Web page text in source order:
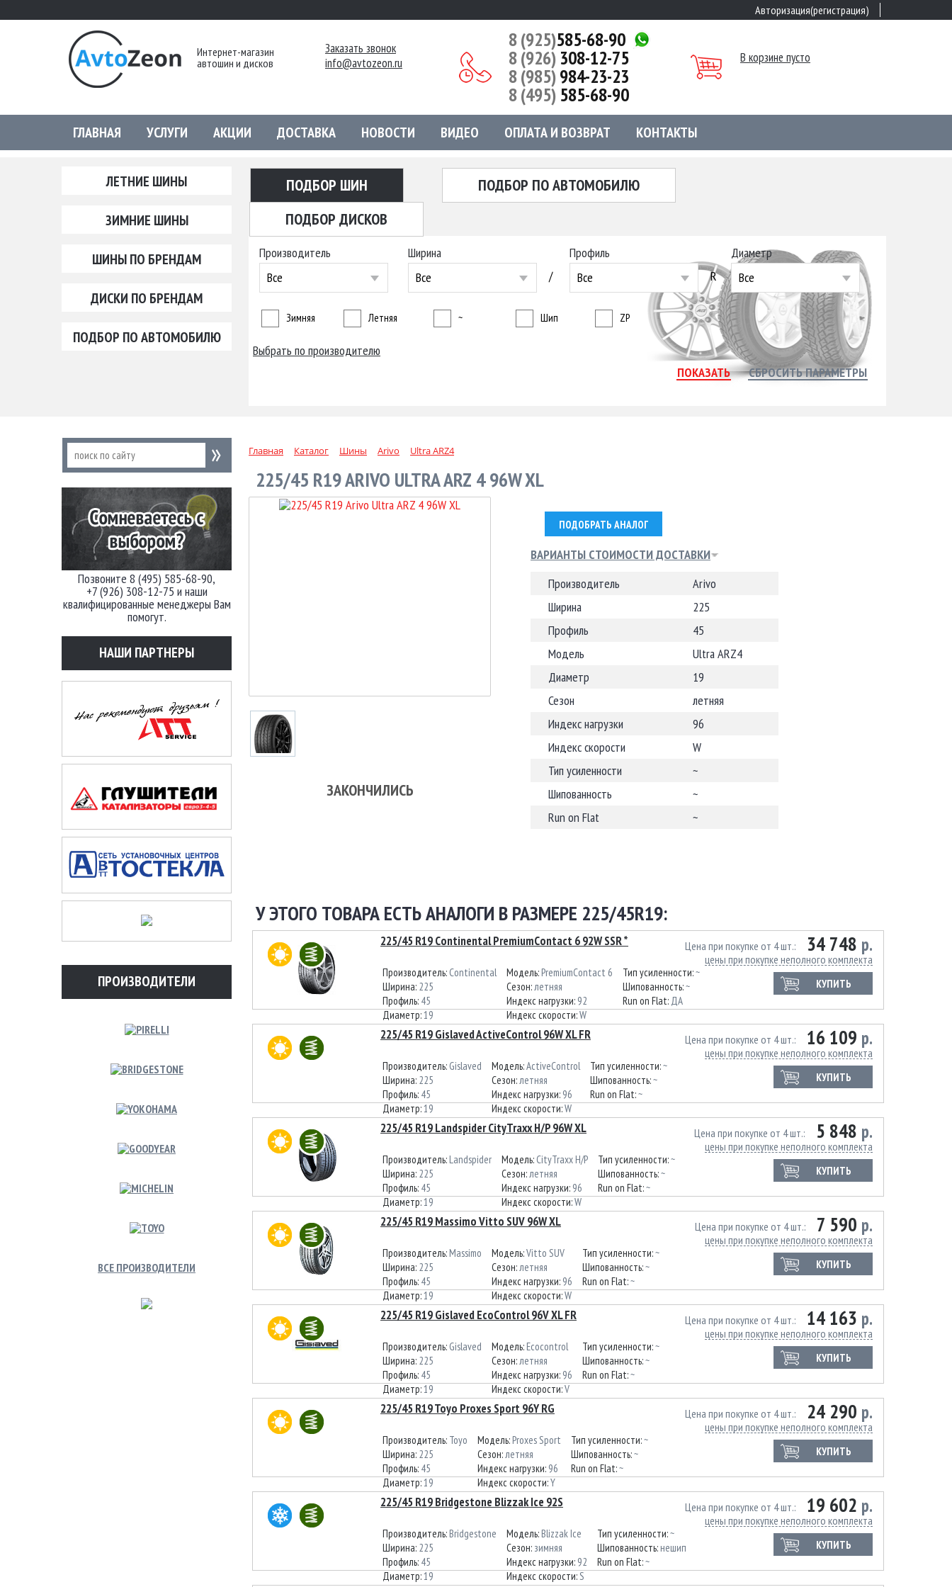
Авторизация(регистрация)
Интернет-магазин
автошин и дисков
Заказать звонок
info@avtozeon.ru
8 (925)585-68-90
8 (926) 308-12-75
8 (985)984-23-23
8 (495) 585-68-90
В корзине пусто
ГЛАВНАЯ УСЛУГИ АКЦИИ ДОСТАВКА НОВОСТИ ВИДЕО ОПЛАТА И ВОЗВРАТ КОНТАКТЫ
ЛЕТНИЕ ШИНЫ
ЗИМНИЕ ШИНЫ
ШИНЫ ПО БРЕНДАМ
ДИСКИ ПО БРЕНДАМ
ПОДБОР ПО АВТОМОБИЛЮ
ПОДБОР ШИН
ПОДБОР ПО АВТОМОБИЛЮ
ПОДБОР ДИСКОВ
Производитель
Все
Ширина
Все
/
Профиль
Все
R
Диаметр
Все
Зимняя Летняя ~ Шип ZP
Выбрать по производителю
Позвоните 8 (495) 585-68-90,
+7 (926) 308-12-75 и наши
квалифицированные менеджеры Вам
помогут.
НАШИ ПАРТНЕРЫ
ПРОИЗВОДИТЕЛИ
ВСЕ ПРОИЗВОДИТЕЛИ
Главная Каталог Шины Arivo Ultra ARZ4
225/45 R19 ARIVO ULTRA ARZ 4 96W XL
ЗАКОНЧИЛИСЬ
ПОДОБРАТЬ АНАЛОГ
ВАРИАНТЫ СТОИМОСТИ ДОСТАВКИ
Производитель
Arivo
Ширина
225
Профиль
45
Модель
Ultra ARZ4
Диаметр
19
Сезон
летняя
Индекс нагрузки
96
Индекс скорости
W
Тип усиленности
~
Шипованность
~
Run on Flat
~
У ЭТОГО ТОВАРА ЕСТЬ АНАЛОГИ В РАЗМЕРЕ 225/45R19:
225/45 R19 Continental PremiumContact 6 92W SSR * 34 748 р.
Цена при покупке от 4 шт.
цены при покупке неполного комплекта
КУПИТЬ
Производитель: Continental
Ширина: 225
Профиль: 45
Диаметр:19
Модель: PremiumContact 6
Сезон:летняя
Индекс нагрузки: 92
Индекс скорости:W
Тип усиленности:~
Шипованность:~
Run on Flat: ДА
225/45 R19 Gislaved ActiveControl 96W XL FR 16 109 р.
Цена при покупке от 4 шт.
цены при покупке неполного комплекта
КУПИТЬ
Производитель: Gislaved
Ширина: 225
Профиль: 45
Диаметр:19
Модель:ActiveControl
Сезон:летняя
Индекс нагрузки: 96
Индекс скорости:W
Тип усиленности:~
Шипованность:~
Run on Flat:~
225/45 R19 Landspider CityTraxx H/P 96W XL 5 848 р.
Цена при покупке от 4 шт.
цены при покупке неполного комплекта
КУПИТЬ
Производитель: Landspider
Ширина: 225
Профиль: 45
Диаметр:19
Модель: CityTraxx H/P
Сезон:летняя
Индекс нагрузки: 96
Индекс скорости:W
Тип усиленности:~
Шипованность:~
Run on Flat:~
225/45 R19 Massimo Vitto SUV 96W XL 7 590 р.
Цена при покупке от 4 шт.
цены при покупке неполного комплекта
КУПИТЬ
Производитель: Massimo
Ширина: 225
Профиль: 45
Диаметр:19
Модель:Vitto SUV
Сезон:летняя
Индекс нагрузки: 96
Индекс скорости:W
Тип усиленности:~
Шипованность:~
Run on Flat:~
225/45 R19 Gislaved EcoControl 96V XL FR 14 163 р.
Цена при покупке от 4 шт.
цены при покупке неполного комплекта
КУПИТЬ
Производитель: Gislaved
Ширина: 225
Профиль: 45
Диаметр:19
Модель: Ecocontrol
Сезон:летняя
Индекс нагрузки: 96
Индекс скорости:V
Тип усиленности:~
Шипованность:~
Run on Flat:~
225/45 R19 Toyo Proxes Sport 96Y RG 24 290 р.
Цена при покупке от 4 шт.
цены при покупке неполного комплекта
КУПИТЬ
Производитель: Toyo
Ширина: 225
Профиль: 45
Диаметр:19
Модель: Proxes Sport
Сезон:летняя
Индекс нагрузки: 96
Индекс скорости:Y
Тип усиленности:~
Шипованность:~
Run on Flat:~
225/45 R19 Bridgestone Blizzak Ice 92S 19 602 р.
Цена при покупке от 4 шт.
цены при покупке неполного комплекта
КУПИТЬ
Производитель: Bridgestone
Ширина: 225
Профиль: 45
Диаметр:19
Модель: Blizzak Ice
Сезон: зимняя
Индекс нагрузки: 92
Индекс скорости:S
Тип усиленности:~
Шипованность: нешип
Run on Flat:~